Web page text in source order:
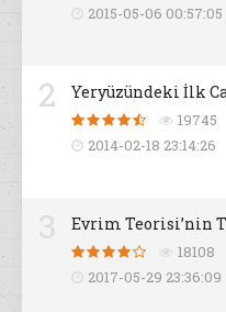
2015-05-06 00:57:05
2 Yeryüzündeki İlk
19745
2014-02-18 23:14:26
Evrim Teorisi’nin
18108
2017-05-29 23:36:09